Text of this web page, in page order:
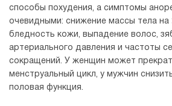
способы похудения, а симптомы
очевидными: снижение массы тела на
бледность кожи, выпадение волос,
артериального давления и частоты
сокращений. У женщин может
менструальный цикл, у мужчин
половая функция.